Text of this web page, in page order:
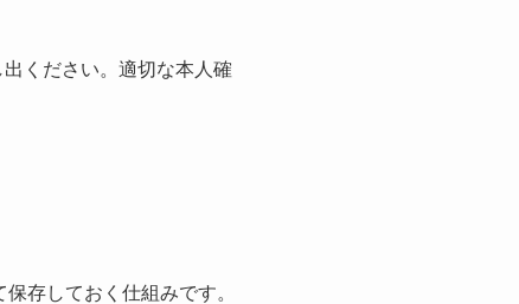
ください。適切な本人確
存しておく仕組みです。